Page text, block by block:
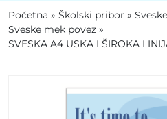
Početna » Školski pribor »
Sveske mek povez »
SVESKA A4 USKA I ŠIROKA